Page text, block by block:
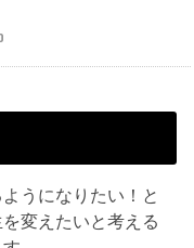
うになりたい！と
変えたいと考える